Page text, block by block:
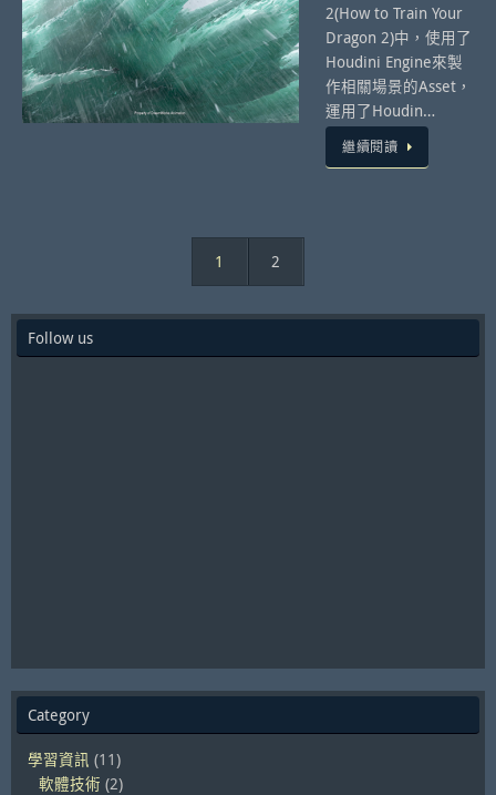
2(How to Train Your
Dragon 2)中，使用了
Houdini Engine來製
作相關場景的Asset，
運用了Houdin…
繼續閱讀
1 2
Follow us
Category
學習資訊 (11)
軟體技術 (2)